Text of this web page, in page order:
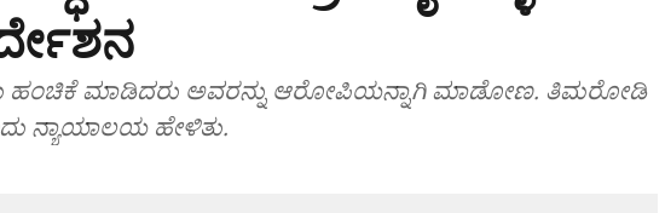
ಹಂಚಿಕೆ ಮಾಡಿದರು ಅವರನ್ನು ಆರೋಪಿಯನ್ನಾಗಿ ಮಾಡೋಣ. ತಿಮರೋಡಿ
ನ್ಯಾಯಾಲಯ ಹೇಳಿತು.